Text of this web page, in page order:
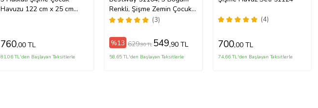
Havuzu 122 cm x 25 cm
760,00 TL
81,06 TL'den Başlayan Taksitlerle
Renkli, Şişme Zemin Çocuk
Havuzu, 102x25cm
(3)
%13 629,90 TL 549,90 TL
58,65 TL'den Başlayan Taksitlerle
(4)
700,00 TL
74,66 TL'den Başlayan Taksitlerle